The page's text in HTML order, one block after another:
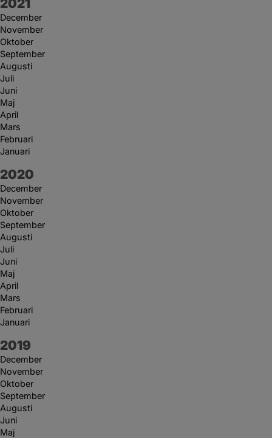
2021
December
November
Oktober
September
Augusti
Juli
Juni
Maj
April
Mars
Februari
Januari
År:
2020
December
November
Oktober
September
Augusti
Juli
Juni
Maj
April
Mars
Februari
Januari
År:
2019
December
November
Oktober
September
Augusti
Juni
Maj